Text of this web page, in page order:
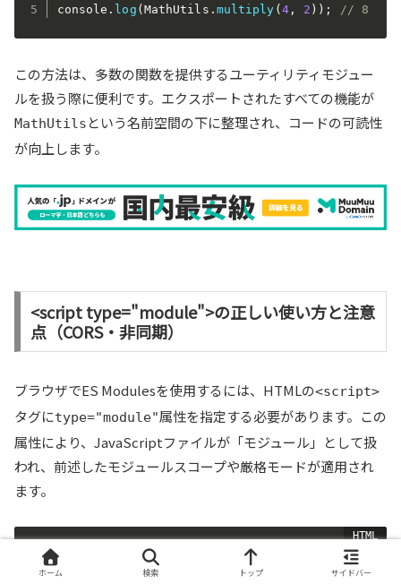
console . log ( MathUtils . multiply ( 4, 2 ) ) ; // 8
この方法は、多数の関数を提供するユーティリティモジュー
ルを扱う際に便利です。エクスポートされたすべての機能が
MathUtils という名前空間の下に整理され、コードの可読性
が向上します。
<script type="module">の正しい使い方と注意
点（CORS・非同期）
ブラウザでES Modulesを使用するには、HTMLの<script>
タグにtype="module"属性を指定する必要があります。この
属性により、JavaScriptファイルが「モジュール」として扱
われ、前述したモジュールスコープや厳格モードが適用され
ます。
<!DOCTYPE html>
<
"ja"
ホーム 検索 トップ サイドバー